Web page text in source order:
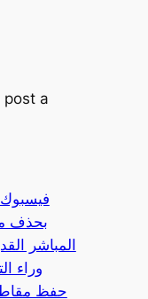
post a
فيسبوك
بحذف
المباشر
وراء
حفظ